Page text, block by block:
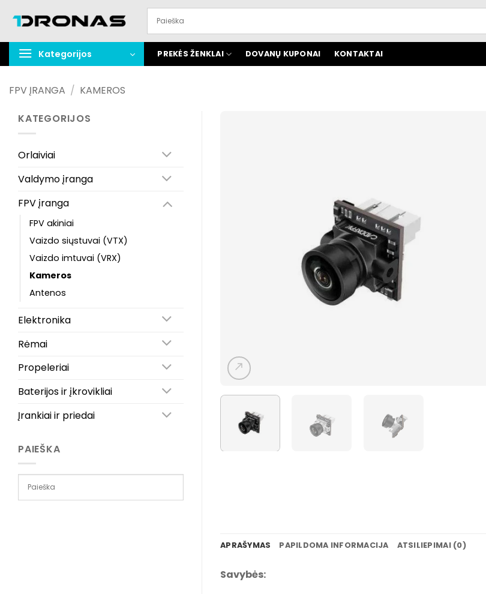
turinį
Kategorijos PREKĖS ŽENKLAI DOVANŲ KUPONAI KONTAKTAI
FPV ĮRANGA / KAMEROS
KATEGORIJOS
Orlaiviai
Valdymo įranga
FPV įranga
FPV akiniai
Vaizdo siųstuvai (VTX)
Vaizdo imtuvai (VRX)
Kameros
Antenos
Elektronika
Rėmai
Propeleriai
Baterijos ir įkrovikliai
Įrankiai ir priedai
PAIEŠKA
APRAŠYMAS PAPILDOMA INFORMACIJA ATSILIEPIMAI (0)
Savybės: